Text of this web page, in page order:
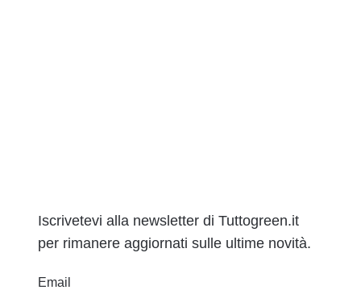
Iscrivetevi alla newsletter di Tuttogreen.it
per rimanere aggiornati sulle ultime novità.
Email